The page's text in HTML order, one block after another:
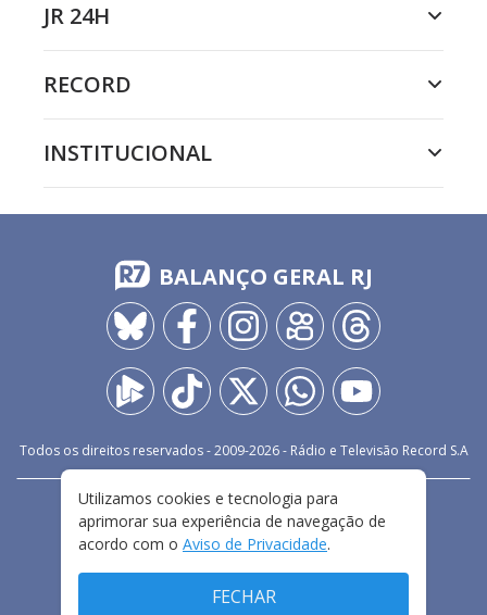
JR 24H
RECORD
INSTITUCIONAL
BALANÇO GERAL RJ
Todos os direitos reservados - 2009-2026- Rádio e Televisão Record S.A
FALE CONOSCO
PRIVACIDADE
TERMOS E CONDIÇÕES DE USO
Utilizamos cookies e tecnologia para
aprimorar sua experiência de navegação de
acordo com o Aviso de Privacidade.
FECHAR